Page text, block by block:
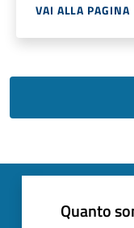
VAI ALLA PAGINA
Quanto